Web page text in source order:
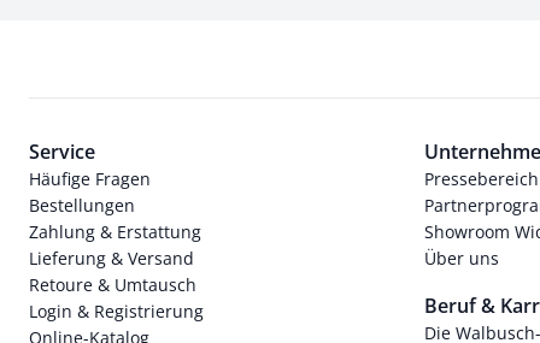
Service
Häufige Fragen
Bestellungen
Zahlung & Erstattung
Lieferung & Versand
Retoure & Umtausch
Login & Registrierung
Online-Katalog
Pressebereich
Showroom
Über uns
Beruf &
Die